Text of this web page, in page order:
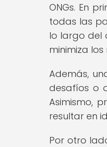
ONGs. En
todas las
lo largo del
minimiza
Además,
desafíos o
Asimismo,
resultar en
Por otro